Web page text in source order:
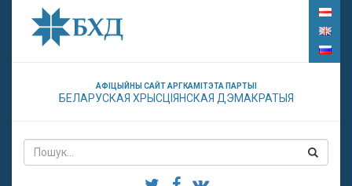
АФІЦЫЙНЫ САЙТ АРГКАМІТЭТА ПАРТЫІ
БЕЛАРУСКАЯ ХРЫСЦІЯНСКАЯ ДЭМАКРАТЫЯ